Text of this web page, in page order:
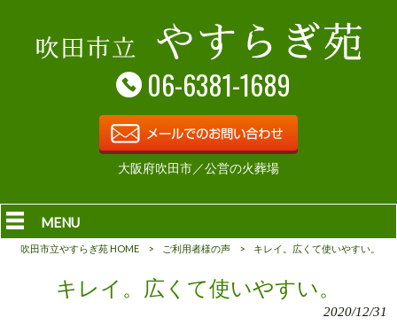
06-6381-1689
大阪府吹田市／公営の火葬場
MENU
吹田市立やすらぎ苑 HOME > ご利用者様の声 > キレイ。広くて使いやすい。
キレイ。広くて使いやすい。
2020/12/31